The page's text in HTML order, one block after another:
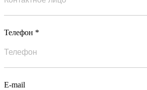
Телефон *
E-mail